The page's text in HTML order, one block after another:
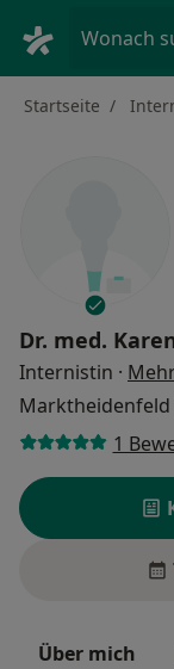
Wonach
Startseite
Dr. med.
Internistin ·
Marktheidenfeld
1
Über mich